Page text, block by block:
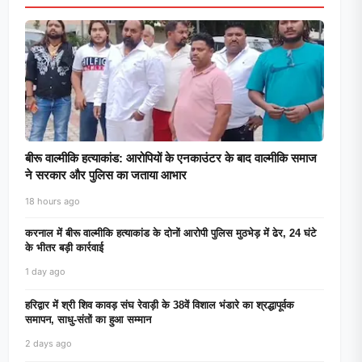
बीरू वाल्मीकि हत्याकांड: आरोपियों के एनकाउंटर के बाद वाल्मीकि समाज
ने सरकार और पुलिस का जताया आभार
18 hours ago
करनाल में बीरू वाल्मीकि हत्याकांड के दोनों आरोपी पुलिस मुठभेड़ में ढेर, 24 घंटे
के भीतर बड़ी कार्रवाई
1 day ago
हरिद्वार में श्री शिव कावड़ संघ रेवाड़ी के 38वें विशाल भंडारे का श्रद्धापूर्वक
समापन, साधु-संतों का हुआ सम्मान
2 days ago